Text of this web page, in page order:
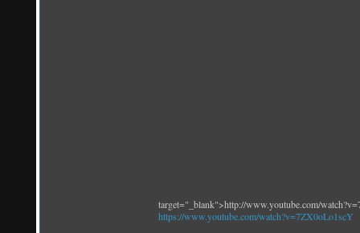
target="_blank">http://www.youtube.com/
https://www.youtube.com/watch?v=7ZX0oLo1scY